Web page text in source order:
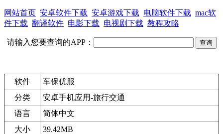
网站首页 安卓软件下载 安卓游戏下载 电脑软件下载 mac软
件下载 翻译软件 电影下载 电视剧下载 教程攻略
请输入您要查询的APP：
软件
车保优服
分类
安卓手机应用-旅行交通
语言
简体中文
大小
39.42MB